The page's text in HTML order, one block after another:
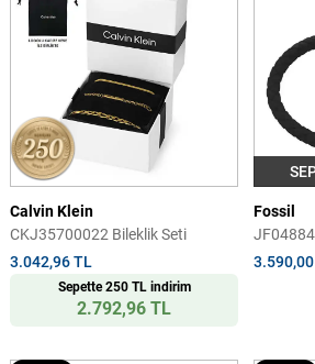
Calvin Klein
CKJ35700022 Bileklik Seti
3.042,96 TL
Sepette 250 TL indirim
2.792,96 TL
Fossil